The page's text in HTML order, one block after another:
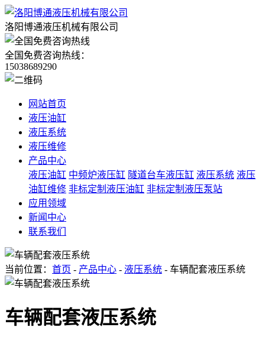
洛阳博通液压机械有限公司
全国免费咨询热线：
15038689290
网站首页
液压油缸
液压系统
液压维修
产品中心
液压油缸 中频炉液压缸 隧道台车液压缸 液压系统 液压
油缸维修 非标定制液压油缸 非标定制液压泵站
应用领域
新闻中心
联系我们
当前位置： 首页 - 产品中心 - 液压系统 - 车辆配套液压系统
车辆配套液压系统